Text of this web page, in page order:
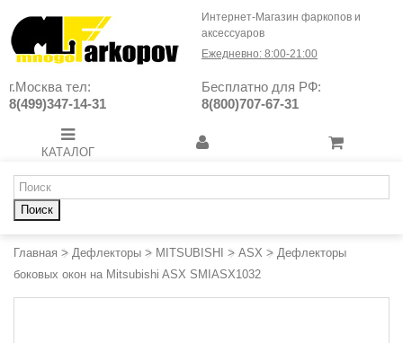
Интернет-Магазин фаркопов и
аксессуаров
Ежедневно: 8:00-21:00
г.Москва тел:
8(499)347-14-31
Бесплатно для РФ:
8(800)707-67-31
КАТАЛОГ
Поиск
Главная > Дефлекторы > MITSUBISHI > ASX > Дефлекторы
боковых окон на Mitsubishi ASX SMIASX1032